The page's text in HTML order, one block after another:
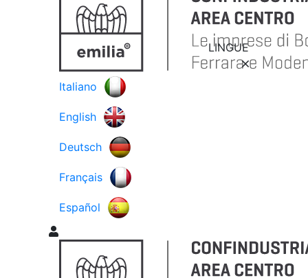
LINGUE
Italiano
English
Deutsch
Français
Español